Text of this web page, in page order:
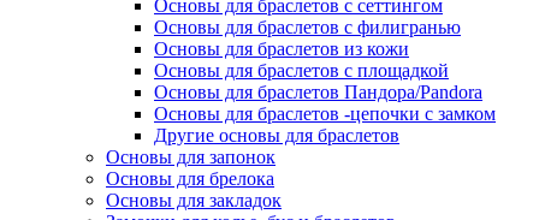
Основы для браслетов с сеттингом
Основы для браслетов с филигранью
Основы для браслетов из кожи
Основы для браслетов с площадкой
Основы для браслетов Пандора/Pandora
Основы для браслетов -цепочки с замком
Другие основы для браслетов
Основы для запонок
Основы для брелока
Основы для закладок